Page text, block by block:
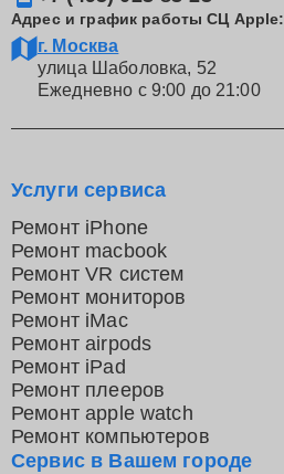
Адрес и график работы СЦ Apple:
г. Москва
улица Шаболовка, 52
Ежедневно с 9:00 до 21:00
Сервис в Вашем городе
Услуги сервиса
Ремонт iPhone
Ремонт macbook
Ремонт VR систем
Ремонт мониторов
Ремонт iMac
Ремонт airpods
Ремонт iPad
Ремонт плееров
Ремонт apple watch
Ремонт компьютеров